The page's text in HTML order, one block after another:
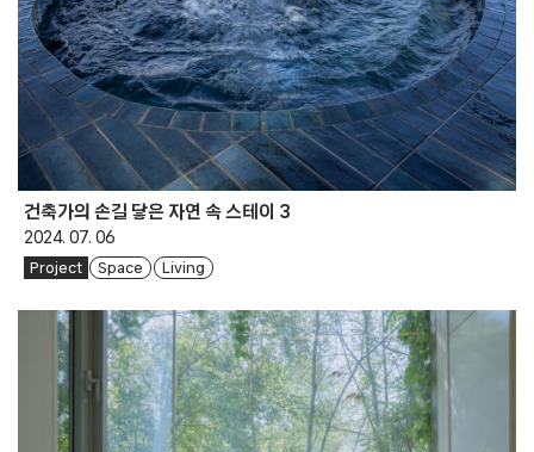
건축가의 손길 닿은 자연 속 스테이 3
2024. 07. 06
Project Space Living